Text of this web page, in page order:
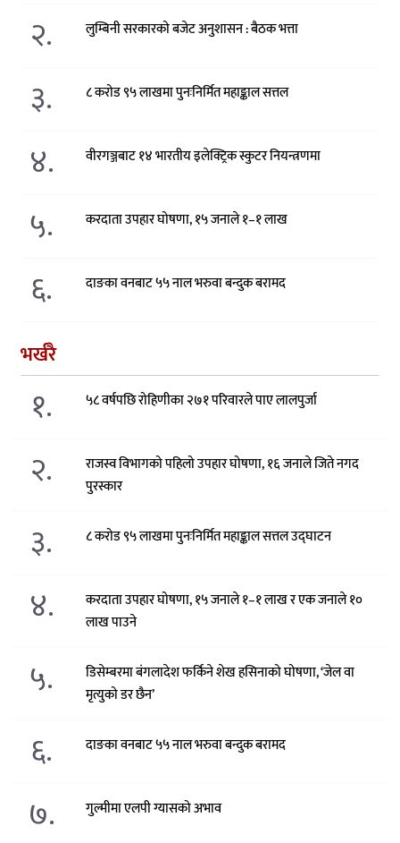
२. लुम्बिनी सरकारको बजेट अनुशासन : बैठक भत्ता
३. ८ करोड ९५ लाखमा पुनःनिर्मित महाङ्काल सत्तल
४. वीरगञ्जबाट १४ भारतीय इलेक्ट्रिक स्कुटर नियन्त्रणमा
५. करदाता उपहार घोषणा, १५ जनाले १–१ लाख
६. दाङका वनबाट ५५ नाल भरुवा बन्दुक बरामद
भर्खरै
१. ५८ वर्षपछि रोहिणीका २७१ परिवारले पाए लालपुर्जा
२.
राजस्व विभागको पहिलो उपहार घोषणा, १६ जनाले जिते नगद
पुरस्कार
३. ८ करोड ९५ लाखमा पुनःनिर्मित महाङ्काल सत्तल उद्घाटन
४.
करदाता उपहार घोषणा, १५ जनाले १–१ लाख र एक जनाले १०
लाख पाउने
५.
डिसेम्बरमा बंगलादेश फर्किने शेख हसिनाको घोषणा, ‘जेल वा
मृत्युको डर छैन’
६. दाङका वनबाट ५५ नाल भरुवा बन्दुक बरामद
७. गुल्मीमा एलपी ग्यासको अभाव